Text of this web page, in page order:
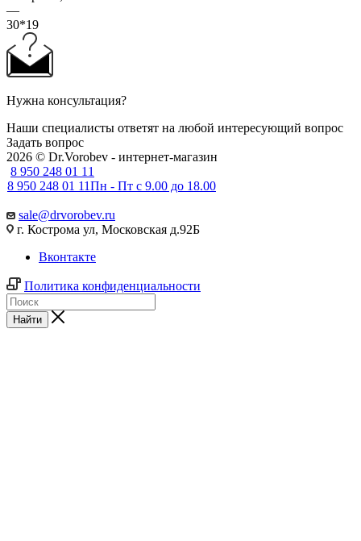
—
30*19
Нужна консультация?
Наши специалисты ответят на любой интересующий вопрос
Задать вопрос
2026 © Dr.Vorobev - интернет-магазин
8 950 248 01 11
8 950 248 01 11Пн - Пт с 9.00 до 18.00
sale@drvorobev.ru
г. Кострома ул, Московская д.92Б
Вконтакте
Политика конфиденциальности
Найти